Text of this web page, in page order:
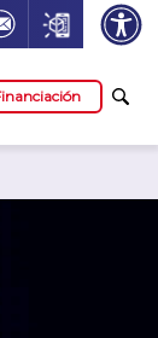
Icon